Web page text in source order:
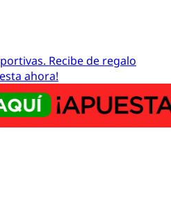
Recibe de regalo
ahora!